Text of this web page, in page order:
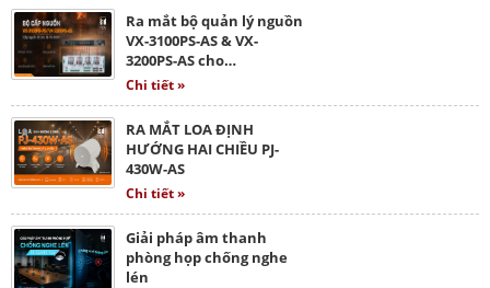
Ra mắt bộ quản lý nguồn
VX-3100PS-AS & VX-
3200PS-AS cho…
Chi tiết »
RA MẮT LOA ĐỊNH
HƯỚNG HAI CHIỀU PJ-
430W-AS
Chi tiết »
Giải pháp âm thanh
phòng họp chống nghe
lén